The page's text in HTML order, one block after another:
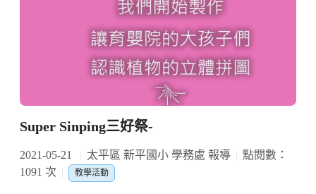
Super Sinping三好祭-
2021-05-21 太平區 新平國小 學務處 報導
點閱數：
1091 次
教學活動